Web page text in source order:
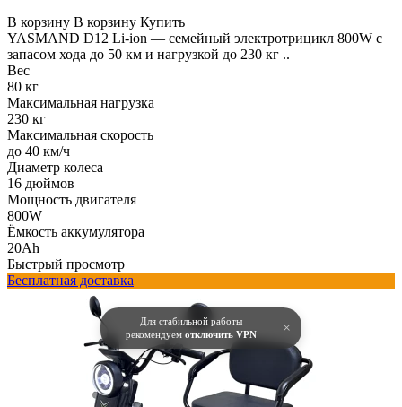
Для стабильной работы
рекомендуем отключить VPN ×
В корзину В корзину Купить
YASMAND D12 Li-ion — семейный электротрицикл 800W с
запасом хода до 50 км и нагрузкой до 230 кг ..
Вес
80 кг
Максимальная нагрузка
230 кг
Максимальная скорость
до 40 км/ч
Диаметр колеса
16 дюймов
Мощность двигателя
800W
Ёмкость аккумулятора
20Ah
Быстрый просмотр
Бесплатная доставка